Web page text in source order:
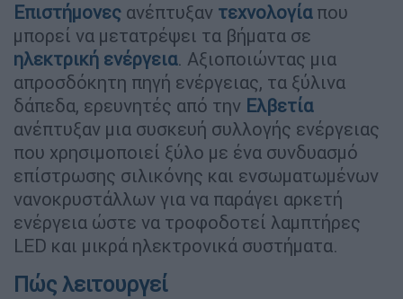
Επιστήμονες ανέπτυξαν τεχνολογίαπου
μπορεί να μετατρέψει τα βήματα σε
ηλεκτρική ενέργεια. Αξιοποιώντας μια
απροσδόκητη πηγή ενέργειας, τα ξύλινα
δάπεδα, ερευνητές από την Ελβετία
ανέπτυξαν μια συσκευή συλλογής ενέργειας
που χρησιμοποιεί ξύλο με ένα συνδυασμό
επίστρωσης σιλικόνης και ενσωματωμένων
νανοκρυστάλλων για να παράγει αρκετή
ενέργεια ώστε να τροφοδοτεί λαμπτήρες
LED και μικρά ηλεκτρονικά συστήματα.
Πώς λειτουργεί